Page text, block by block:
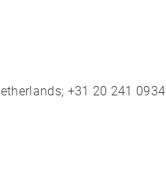
+31 20 241 0934